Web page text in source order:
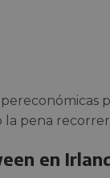
pena recorrer
en